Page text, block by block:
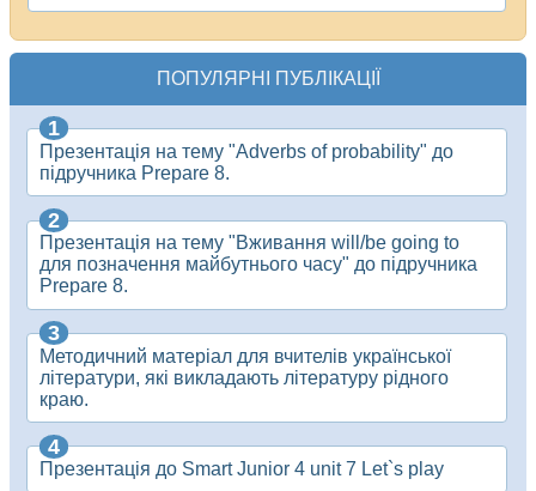
ПОПУЛЯРНІ ПУБЛІКАЦІЇ
Презентація на тему "Adverbs of probability" до
підручника Prepare 8.
Презентація на тему "Вживання will/be going to
для позначення майбутнього часу" до підручника
Prepare 8.
Методичний матеріал для вчителів української
літератури, які викладають літературу рідного
краю.
Презентація до Smart Junior 4 unit 7 Let`s play